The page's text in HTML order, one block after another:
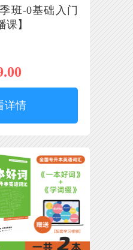
班-0基础入门
课】
详情